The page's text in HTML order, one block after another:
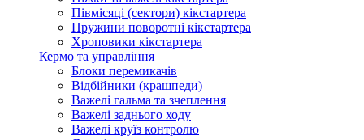
Півмісяці (сектори) кікстартера
Пружини поворотні кікстартера
Хроповики кікстартера
Кермо та управління
Блоки перемикачів
Відбійники (крашпеди)
Важелі гальма та зчеплення
Важелі заднього ходу
Важелі круїз контролю